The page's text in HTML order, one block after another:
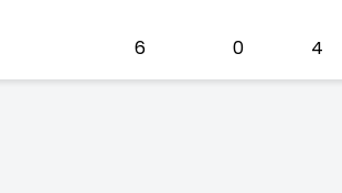
6 0 4